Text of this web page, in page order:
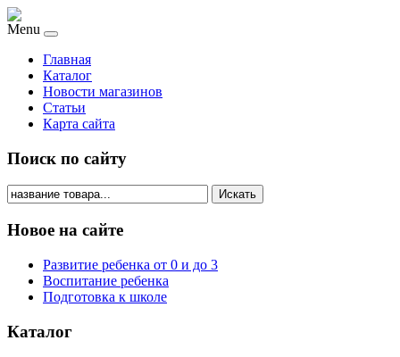
Menu
Главная
Каталог
Новости магазинов
Статьи
Карта сайта
Поиск по сайту
Искать
Новое на сайте
Развитие ребенка от 0 и до 3
Воспитание ребенка
Подготовка к школе
Каталог